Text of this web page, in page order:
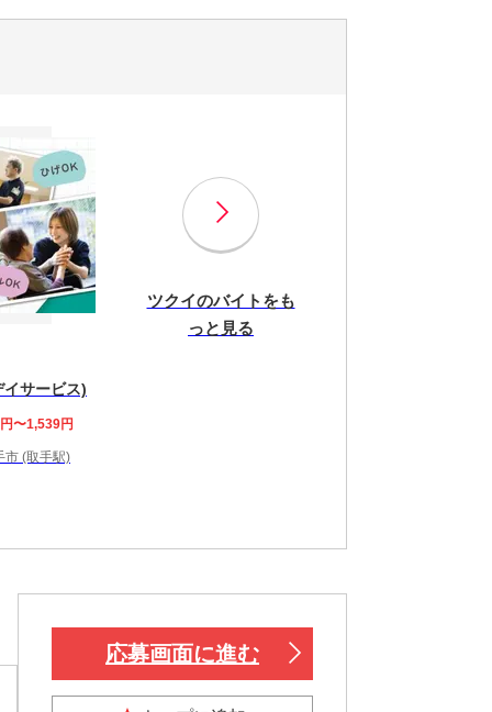
サービス)
〜1,539円
市 (取手駅)
ツクイのバイトをも
っと見る
応募画面に進む